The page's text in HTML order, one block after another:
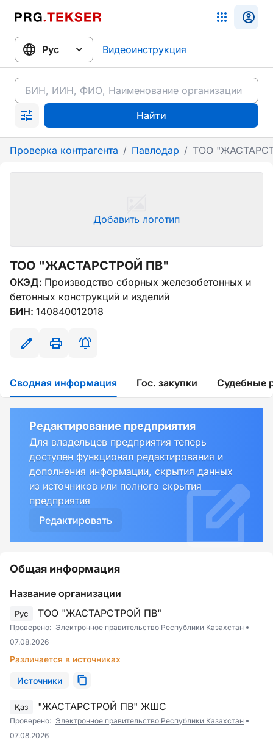
Видеоинструкция
Найти
Проверка контрагента / Павлодар / ТОО
Добавить логотип
ТОО "ЖАСТАРСТРОЙ ПВ"
ОКЭД: Производство сборных железобетонных и
бетонных конструкций и изделий
БИН: 140840012018
Сводная информация Гос. закупки Судебные
Редактирование предприятия
Для владельцев предприятия теперь
доступен функционал редактирования и
дополнения информации, скрытия данных
из источников или полного скрытия
предприятия
Редактировать
Общая информация
Название организации
Рус ТОО "ЖАСТАРСТРОЙ ПВ"
Проверено: Электронное правительство Республики Казахстан
07.08.2026
Различается в источниках
Источники
Қаз "ЖАСТАРСТРОЙ ПВ" ЖШС
Проверено: Электронное правительство Республики Казахстан
07.08.2026